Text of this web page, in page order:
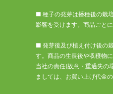
■ 種子の発芽は播種後の栽
影響を受けます。商品ごと
■ 発芽後及び植え付け後の
す。商品の生長後や収穫物
当社の責任(故意・重過失の
ましては、お買い上げ代金